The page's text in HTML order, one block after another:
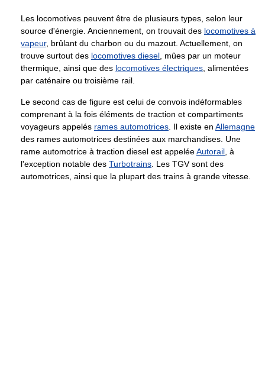
Les locomotives peuvent être de plusieurs types, selon leur
source d'énergie. Anciennement, on trouvait des locomotives à
vapeur, brûlant du charbon ou du mazout. Actuellement, on
trouve surtout des locomotives diesel , mûes par un moteur
thermique, ainsi que des locomotives électriques , alimentées
par caténaire ou troisième rail.
Le second cas de figure est celui de convois indéformables
comprenant à la fois éléments de traction et compartiments
voyageurs appelés rames automotrices . Il existe en Allemagne
des rames automotrices destinées aux marchandises. Une
rame automotrice à traction diesel est appeléeAutorail , à
l'exception notable des Turbotrains . Les TGV sont des
automotrices, ainsi que la plupart des trains à grande vitesse.